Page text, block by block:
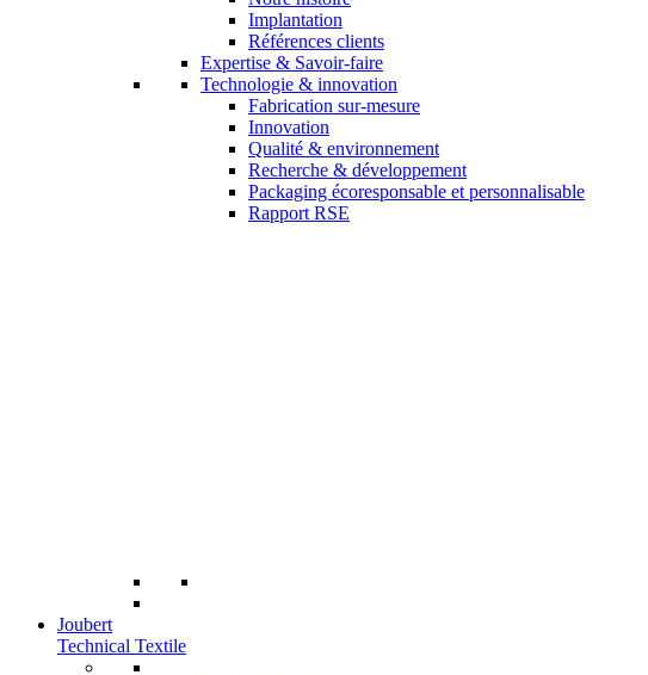
Implantation
Références clients
Expertise & Savoir-faire
Technologie & innovation
Fabrication sur-mesure
Innovation
Qualité & environnement
Recherche & développement
Packaging écoresponsable et personnalisable
Rapport RSE
Joubert
Technical Textile